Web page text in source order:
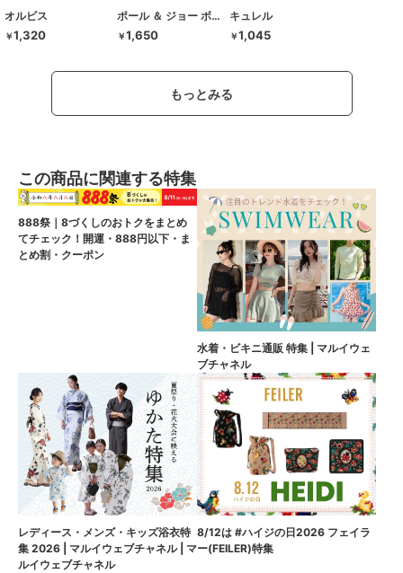
オルビス
￥1,320
ポール ＆ ジョー ボーテ
￥1,650
キュレル
￥1,045
もっとみる
この商品に関連する特集
888祭｜8づくしのおトクをまとめ
てチェック！開運・888円以下・ま
とめ割・クーポン
水着・ビキニ通販 特集 | マルイウェ
ブチャネル
レディース・メンズ・キッズ浴衣特
集 2026 | マルイウェブチャネル | マ
ルイウェブチャネル
8/12は #ハイジの日2026 フェイラ
ー(FEILER)特集